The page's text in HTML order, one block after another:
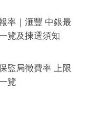
率｜滙豐 中銀最
覽及揀選須知
監局徵費率 上限
覽